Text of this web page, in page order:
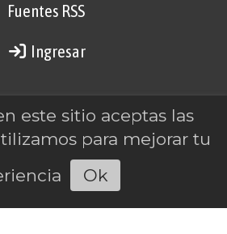
Fuentes RSS
Ingresar
2901-458726
Tierra del Fuego
este sitio aceptas las
para mejorar tu
Ok
Escuchar la noticia